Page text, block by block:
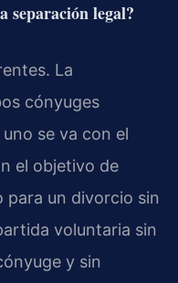
separación legal?
La
cónyuges
se va con el
el objetivo de
para un divorcio sin
voluntaria sin
y sin